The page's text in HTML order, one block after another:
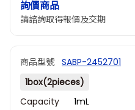
詢價商品
請諮詢取得報價及交期
商品型號 SABP-2452701
1box(2pieces)
Capacity
1mL